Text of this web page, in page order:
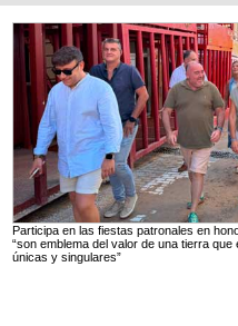
Participa en las fiestas patronales en
“son emblema del valor de una tierra
únicas y singulares”